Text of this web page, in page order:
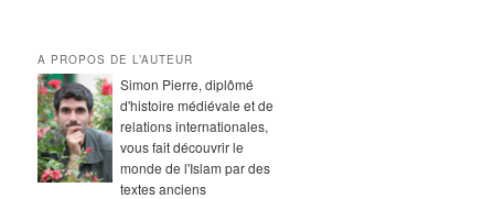
A PROPOS DE L’AUTEUR
Simon Pierre, diplômé
d'histoire médiévale et de
relations internationales,
vous fait découvrir le
monde de l'Islam par des
textes anciens